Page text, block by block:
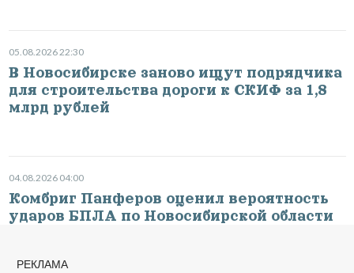
05.08.2026 22:30
В Новосибирске заново ищут подрядчика
для строительства дороги к СКИФ за 1,8
млрд рублей
04.08.2026 04:00
Комбриг Панферов оценил вероятность
ударов БПЛА по Новосибирской области
РЕКЛАМА